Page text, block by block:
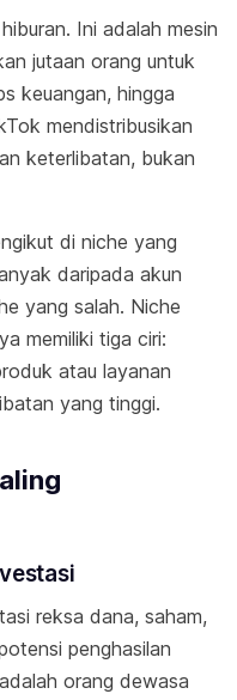
Ini adalah mesin
jutaan orang untuk
keuangan, hingga
mendistribusikan
keterlibatan, bukan
di niche yang
daripada akun
yang salah. Niche
memiliki tiga ciri:
atau layanan
yang tinggi.
reksa dana, saham,
penghasilan
orang dewasa